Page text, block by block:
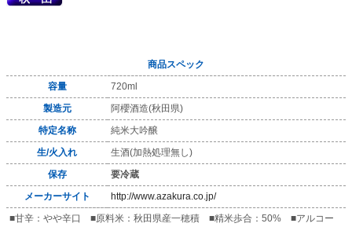
商品スペック
容量
720ml
製造元
阿櫻酒造(秋田県)
特定名称
純米大吟醸
生/火入れ
生酒(加熱処理無し)
保存
要冷蔵
メーカーサイト
http://www.azakura.co.jp/
■甘辛：やや辛口 ■原料米：秋田県産一穂積 ■精米歩合：50% ■アルコー